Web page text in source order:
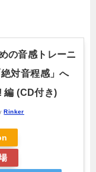
の音感トレーニ
対音程感」へ
編 (CD付き)
Rinker